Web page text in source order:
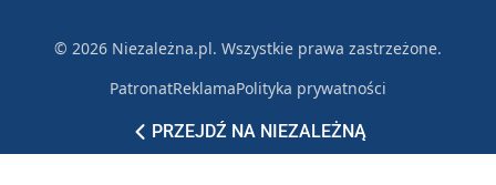
PRZEJDŹ NA NIEZALEŻNĄ
© 2026 Niezależna.pl. Wszystkie prawa zastrzeżone.
PatronatReklamaPolityka prywatności